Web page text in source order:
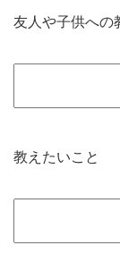
友人や子供への
教えたいこと